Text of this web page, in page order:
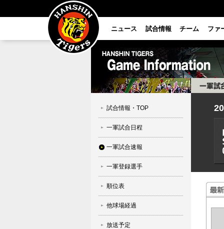
ニュース 試合情報 チーム ファ
試合情報・TOP
一軍試合日程
一軍試合速報
一軍登録選手
順位表
他球場経過
放送予定